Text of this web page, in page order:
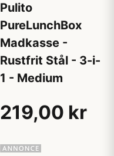
Pulito
PureLunchBox
Madkasse -
Rustfrit Stål - 3-i-
1 - Medium
219,00 kr